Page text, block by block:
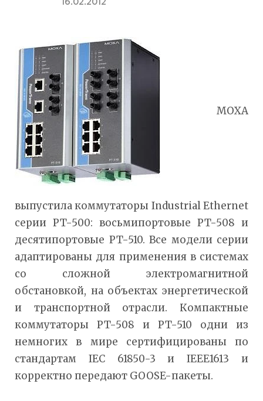
MOXA
выпустила коммутаторы Industrial Ethernet
серии PT-500: восьмипортовые PT-508 и
десятипортовые PT-510. Все модели серии
адаптированы для применения в системах
со сложной электромагнитной
обстановкой, на объектах энергетической
и транспортной отрасли. Компактные
коммутаторы PT-508 и PT-510 одни из
немногих в мире сертифицированы по
стандартам IEC 61850-3 и IEEE1613 и
корректно передают GOOSE-пакеты.